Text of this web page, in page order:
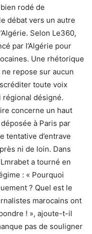
rodé de
débat vers un autre
Selon Le360,
par l’Algérie pour
Une rhétorique
repose sur aucun
toute voix
régional désigné.
concerne un haut
à Paris par
tentative d’entrave
ni de loin. Dans
a tourné en
: « Pourquoi
? Quel est le
marocains ont
! », ajoute-t-il
pas de souligner